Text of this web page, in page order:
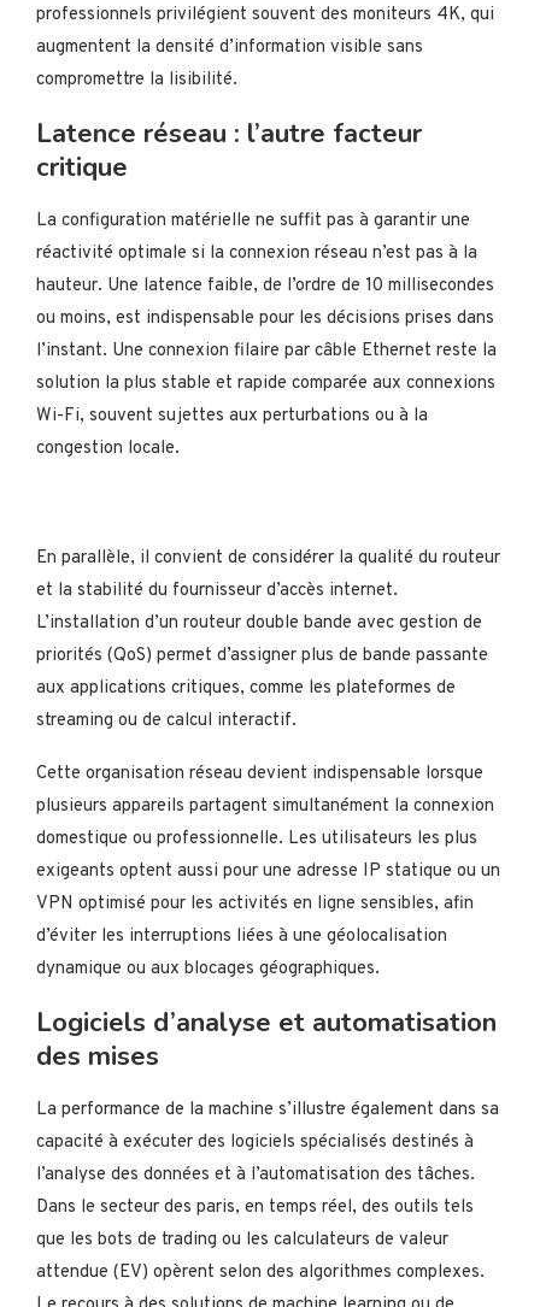
professionnels privilégient souvent des moniteurs 4K, qui
augmentent la densité d’information visible sans
compromettre la lisibilité.
Latence réseau : l’autre facteur
critique
La configuration matérielle ne suffit pas à garantir une
réactivité optimale si la connexion réseau n’est pas à la
hauteur. Une latence faible, de l’ordre de 10 millisecondes
ou moins, est indispensable pour les décisions prises dans
l’instant. Une connexion filaire par câble Ethernet reste la
solution la plus stable et rapide comparée aux connexions
Wi-Fi, souvent sujettes aux perturbations ou à la
congestion locale.
En parallèle, il convient de considérer la qualité du routeur
et la stabilité du fournisseur d’accès internet.
L’installation d’un routeur double bande avec gestion de
priorités (QoS) permet d’assigner plus de bande passante
aux applications critiques, comme les plateformes de
streaming ou de calcul interactif.
Cette organisation réseau devient indispensable lorsque
plusieurs appareils partagent simultanément la connexion
domestique ou professionnelle. Les utilisateurs les plus
exigeants optent aussi pour une adresse IP statique ou un
VPN optimisé pour les activités en ligne sensibles, afin
d’éviter les interruptions liées à une géolocalisation
dynamique ou aux blocages géographiques.
Logiciels d’analyse et automatisation
des mises
La performance de la machine s’illustre également dans sa
capacité à exécuter des logiciels spécialisés destinés à
l’analyse des données et à l’automatisation des tâches.
Dans le secteur des paris, en temps réel, des outils tels
que les bots de trading ou les calculateurs de valeur
attendue (EV) opèrent selon des algorithmes complexes.